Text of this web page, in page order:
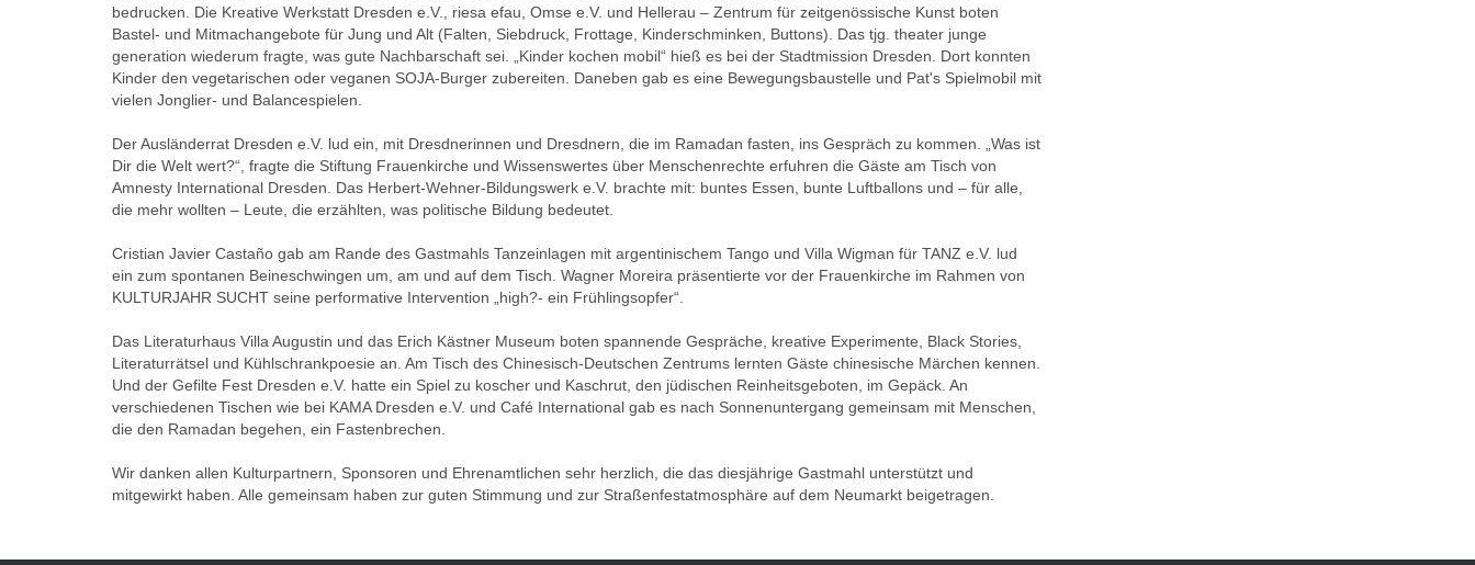
bedrucken. Die Kreative Werkstatt Dresden e.V., riesa efau, Omse e.V. und Hellerau – Zentrum für zeitgenössische Kunst boten
Bastel- und Mitmachangebote für Jung und Alt (Falten, Siebdruck, Frottage, Kinderschminken, Buttons). Das tjg. theater junge
generation wiederum fragte, was gute Nachbarschaft sei. „Kinder kochen mobil“ hieß es bei der Stadtmission Dresden. Dort konnten
Kinder den vegetarischen oder veganen SOJA-Burger zubereiten. Daneben gab es eine Bewegungsbaustelle und Pat's Spielmobil mit
vielen Jonglier- und Balancespielen.
Der Ausländerrat Dresden e.V. lud ein, mit Dresdnerinnen und Dresdnern, die im Ramadan fasten, ins Gespräch zu kommen. „Was ist
Dir die Welt wert?“, fragte die Stiftung Frauenkirche und Wissenswertes über Menschenrechte erfuhren die Gäste am Tisch von
Amnesty International Dresden. Das Herbert-Wehner-Bildungswerk e.V. brachte mit: buntes Essen, bunte Luftballons und – für alle,
die mehr wollten – Leute, die erzählten, was politische Bildung bedeutet.
Cristian Javier Castaño gab am Rande des Gastmahls Tanzeinlagen mit argentinischem Tango und Villa Wigman für TANZ e.V. lud
ein zum spontanen Beineschwingen um, am und auf dem Tisch. Wagner Moreira präsentierte vor der Frauenkirche im Rahmen von
KULTURJAHR SUCHT seine performative Intervention „high?- ein Frühlingsopfer“.
Das Literaturhaus Villa Augustin und das Erich Kästner Museum boten spannende Gespräche, kreative Experimente, Black Stories,
Literaturrätsel und Kühlschrankpoesie an. Am Tisch des Chinesisch-Deutschen Zentrums lernten Gäste chinesische Märchen kennen.
Und der Gefilte Fest Dresden e.V. hatte ein Spiel zu koscher und Kaschrut, den jüdischen Reinheitsgeboten, im Gepäck. An
verschiedenen Tischen wie bei KAMA Dresden e.V. und Café International gab es nach Sonnenuntergang gemeinsam mit Menschen,
die den Ramadan begehen, ein Fastenbrechen.
Wir danken allen Kulturpartnern, Sponsoren und Ehrenamtlichen sehr herzlich, die das diesjährige Gastmahl unterstützt und
mitgewirkt haben. Alle gemeinsam haben zur guten Stimmung und zur Straßenfestatmosphäre auf dem Neumarkt beigetragen.